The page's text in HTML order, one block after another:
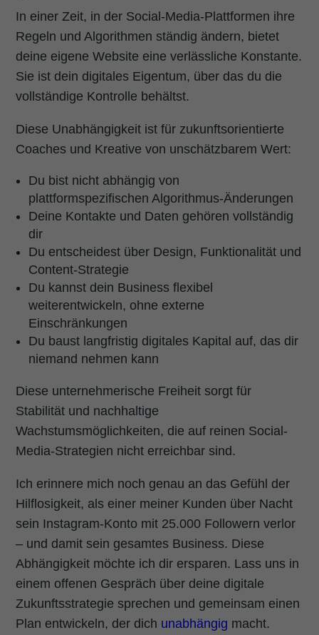
In einer Zeit, in der Social-Media-Plattformen ihre
Regeln und Algorithmen ständig ändern, bietet
deine eigene Website eine verlässliche Konstante.
Sie ist dein digitales Eigentum, über das du die
vollständige Kontrolle behältst.
Diese Unabhängigkeit ist für zukunftsorientierte
Coaches und Kreative von unschätzbarem Wert:
Du bist nicht abhängig von
plattformspezifischen Algorithmus-Änderungen
Deine Kontakte und Daten gehören vollständig
dir
Du entscheidest über Design, Funktionalität und
Content-Strategie
Du kannst dein Business flexibel
weiterentwickeln, ohne externe
Einschränkungen
Du baust langfristig digitales Kapital auf, das dir
niemand nehmen kann
Diese unternehmerische Freiheit sorgt für
Stabilität und nachhaltige
Wachstumsmöglichkeiten, die auf reinen Social-
Media-Strategien nicht erreichbar sind.
Ich erinnere mich noch genau an das Gefühl der
Hilflosigkeit, als einer meiner Kunden über Nacht
sein Instagram-Konto mit 25.000 Followern verlor
– und damit sein gesamtes Business. Diese
Abhängigkeit möchte ich dir ersparen. Lass uns in
einem offenen Gespräch über deine digitale
Zukunftsstrategie sprechen und gemeinsam einen
Plan entwickeln, der dich unabhängig macht.